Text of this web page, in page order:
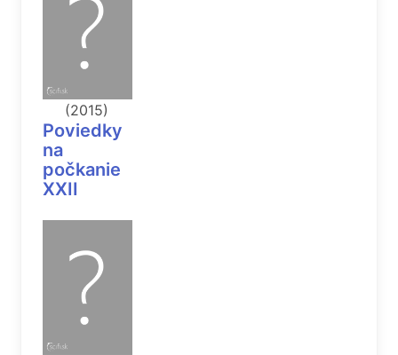
(2015)
Poviedky
na
počkanie
XXII